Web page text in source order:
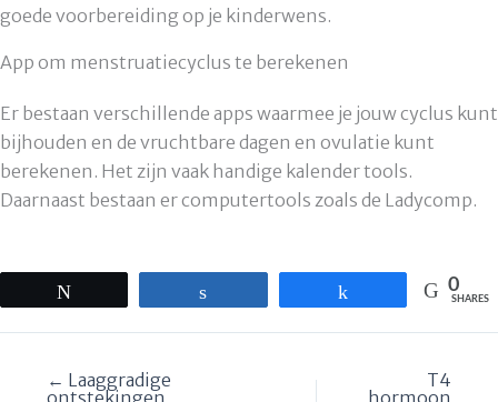
goede voorbereiding op je kinderwens.
App om menstruatiecyclus te berekenen
Er bestaan verschillende apps waarmee je jouw cyclus kunt
bijhouden en de vruchtbare dagen en ovulatie kunt
berekenen. Het zijn vaak handige kalender tools.
Daarnaast bestaan er computertools zoals de Ladycomp.
0
SHARES
← Laaggradige
T4